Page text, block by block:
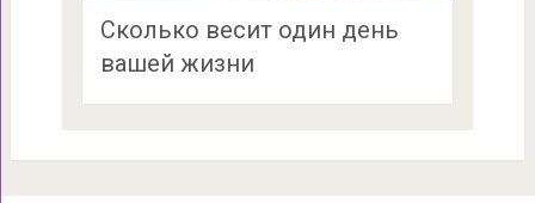
Сколько весит один день
вашей жизни